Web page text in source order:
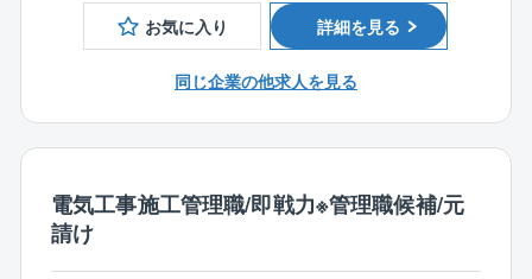
門的セミナー等も実施しており、資格取得支援や資格
手当も充実しております！
20代前半560万円
40代後半770万円
【働き方の特徴】
【建物外部での業務】
・非常用発電機工事
・コージェネレーション設備工事
■働き方について：
お気に入り 詳細を見る
同じ企業の他求人を見る
電気工事施工管理職/即戦力※管理職候補/元
請け